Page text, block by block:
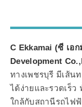
C Ekkamai (ซี เอก
Development
ทางเพชรบุรี มีเส้น
ได้ง่ายและรวดเร็ว
ใกล้กับสถานีรถไฟ